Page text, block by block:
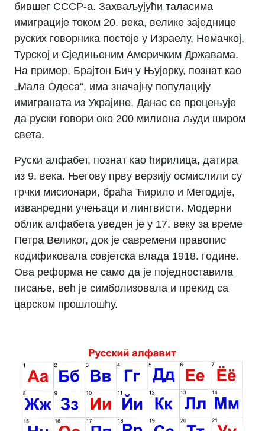
бившег СССР-а. Захваљујући таласима
имиграције током 20. века, велике заједнице
руских говорника постоје у Израелу, Немачкој,
Турској и Сједињеним Америчким Државама.
На пример, Брајтон Бич у Њујорку, познат као
„Мала Одеса“, има значајну популацију
имиграната из Украјине. Данас се процењује
да руски говори око 200 милиона људи широм
света.
Руски алфабет, познат као ћирилица, датира
из 9. века. Његову прву верзију осмислили су
грчки мисионари, браћа Ћирило и Методије,
изванредни учењаци и лингвисти. Модерни
облик алфабета уведен је у 17. веку за време
Петра Великог, док је савремени правопис
кодификовала совјетска влада 1918. године.
Ова реформа не само да је поједноставила
писање, већ је симболизовала и прекид са
царском прошлошћу.